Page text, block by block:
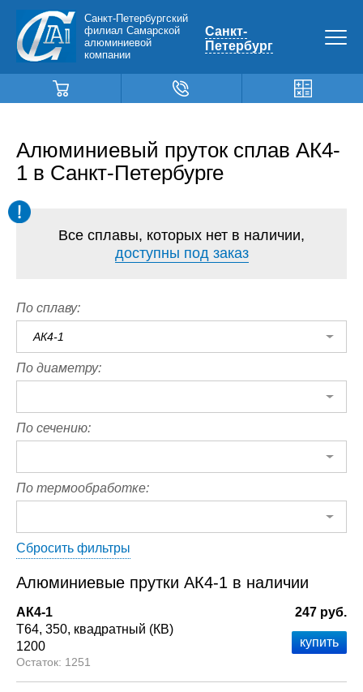
Санкт-Петербургский
филиал Самарской
алюминиевой
компании
Санкт-
Петербург
Алюминиевый пруток сплав АК4-
1 в Санкт-Петербурге
Все сплавы, которых нет в наличии,
доступны под заказ
По сплаву:
АК4-1
По диаметру:
По сечению:
По термообработке:
Сбросить фильтры
Алюминиевые прутки АК4-1 в наличии
АК4-1
Т64 350 квадратный (КВ)
1200
1251
247 руб.